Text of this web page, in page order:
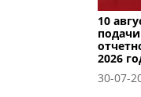
10
2026
30-07-